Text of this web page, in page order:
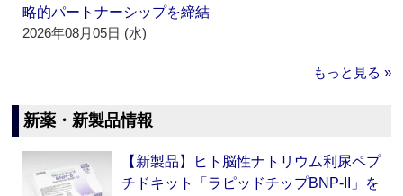
略的パートナーシップを締結
2026年08月05日 (水)
もっと見る »
新薬・新製品情報
【新製品】ヒト脳性ナトリウム利尿ペプ
チドキット「ラピッドチップBNP-II」を